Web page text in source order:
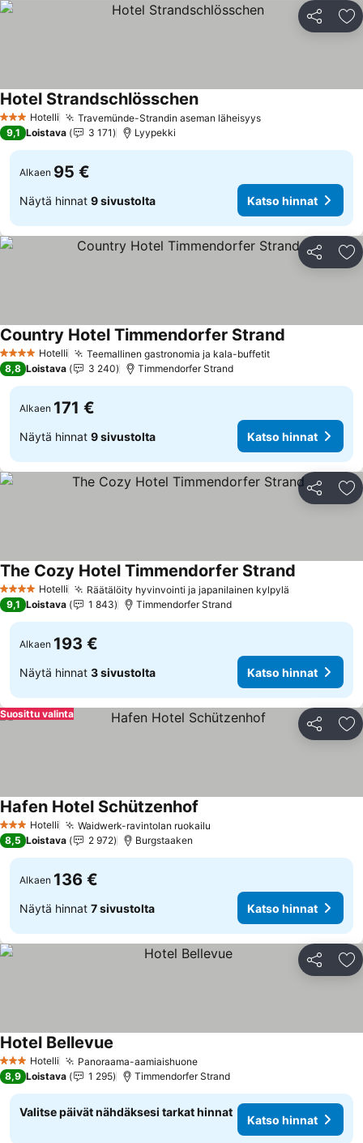
Jaa
3 Tähtiluokitus
Hotelli Travemünde-Strandin aseman läheisyys
Hotel Strandschlösschen
9,1 Loistava 3 171 Lyypekki
Alkaen 95 €
Näytä hinnat 9 sivustolta Katso hinnat
Jaa
4 Tähtiluokitus
Hotelli Teemallinen gastronomia ja kala-buffetit
Country Hotel Timmendorfer Strand
8,8 Loistava 3 240 Timmendorfer Strand
Alkaen 171 €
Näytä hinnat 9 sivustolta Katso hinnat
Jaa
4 Tähtiluokitus
Hotelli Räätälöity hyvinvointi ja japanilainen kylpylä
The Cozy Hotel Timmendorfer Strand
9,1 Loistava 1 843 Timmendorfer Strand
Alkaen 193 €
Näytä hinnat 3 sivustolta Katso hinnat
Jaa
Suosittu valinta
3 Tähtiluokitus
Hotelli Waidwerk-ravintolan ruokailu
Hafen Hotel Schützenhof
8,5 Loistava 2 972 Burgstaaken
Alkaen 136 €
Näytä hinnat 7 sivustolta Katso hinnat
Jaa
3 Tähtiluokitus
Hotelli Panoraama-aamiaishuone
Hotel Bellevue
8,9 Loistava 1 295 Timmendorfer Strand
Valitse päivät nähdäksesi tarkat hinnat
Katso hinnat